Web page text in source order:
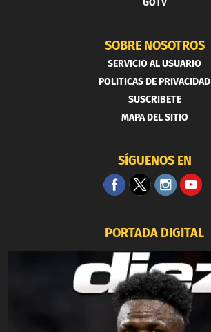
GOTV
SOBRE NOSOTROS
SERVICIO AL USUARIO
POLITICAS DE PRIVACIDAD
SUSCRIBETE
MAPA DEL SITIO
SÍGUENOS EN
PORTADA DIGITAL